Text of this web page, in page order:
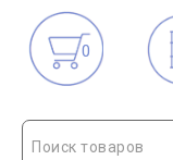
0
Поиск товаров